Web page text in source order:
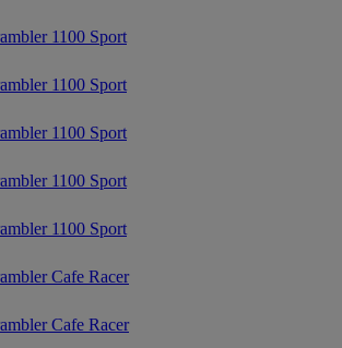
1100 Sport
1100 Sport
1100 Sport
1100 Sport
1100 Sport
Cafe Racer
Cafe Racer